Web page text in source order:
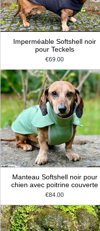
Imperméable Softshell noir
pour Teckels
€69.00
Manteau Softshell noir pour
chien avec poitrine couverte
€84.00